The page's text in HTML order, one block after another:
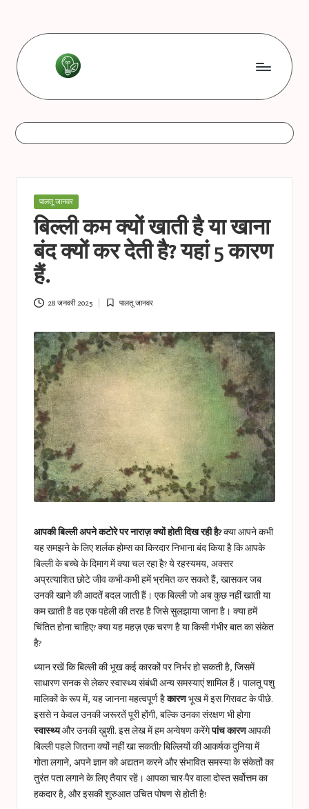
content
L
e
s
o
n
n
e
s
a
s
t
u
c
e
s
astuces
Posted
in
पालतू जानवर
बिल्ली कम क्यों खाती है या खाना
बंद क्यों कर देती है? यहां 5 कारण
हैं.
28 जनवरी 2025
Posted
पालतू जानवर
आपकी बिल्ली अपने कटोरे पर नाराज़ क्यों होती दिख रही है?क्या आपने कभी
यह समझने के लिए शर्लक होम्स का किरदार निभाना बंद किया है कि आपके
बिल्ली के बच्चे के दिमाग में क्या चल रहा है? ये रहस्यमय, अक्सर
अप्रत्याशित छोटे जीव कभी-कभी हमें भ्रमित कर सकते हैं, खासकर जब
उनकी खाने की आदतें बदल जाती हैं। एक बिल्ली जो अब कुछ नहीं खाती या
कम खाती है वह एक पहेली की तरह है जिसे सुलझाया जाना है। क्या हमें
चिंतित होना चाहिए? क्या यह महज़ एक चरण है या किसी गंभीर बात का संकेत
है?
ध्यान रखें कि बिल्ली की भूख कई कारकों पर निर्भर हो सकती है, जिसमें
साधारण सनक से लेकर स्वास्थ्य संबंधी अन्य समस्याएं शामिल हैं। पालतू पशु
मालिकों के रूप में, यह जानना महत्वपूर्ण हैकारणभूख में इस गिरावट के पीछे.
इससे न केवल उनकी जरूरतें पूरी होंगी, बल्कि उनका संरक्षण भी होगा
स्वास्थ्यऔर उनकी ख़ुशी. इस लेख में हम अन्वेषण करेंगेपांच कारणआपकी
बिल्ली पहले जितना क्यों नहीं खा सकती? बिल्लियों की आकर्षक दुनिया में
गोता लगाने, अपने ज्ञान को अद्यतन करने और संभावित समस्या के संकेतों का
तुरंत पता लगाने के लिए तैयार रहें। आपका चार-पैर वाला दोस्त सर्वोत्तम का
हकदार है, और इसकी शुरुआत उचित पोषण से होती है!